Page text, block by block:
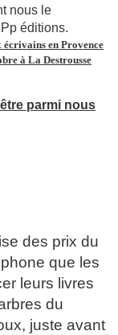
nous le
éditions.
écrivains en Provence
à La Destrousse
parmi nous
des prix du
que les
leurs livres
du
juste avant